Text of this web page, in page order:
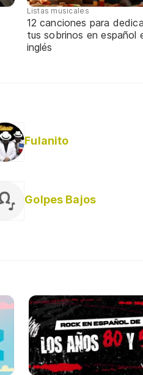
Listas musicales
12 canciones para
tus sobrinos en español
inglés
Fulanito
Golpes Bajos